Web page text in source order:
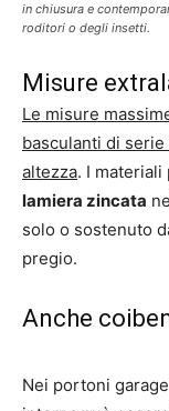
in chiusura e
roditori o degli insetti.
Misure
Le misure
basculanti di
altezza. I
lamiera zincata
solo o sostenuto
pregio.
Anche
Nei portoni